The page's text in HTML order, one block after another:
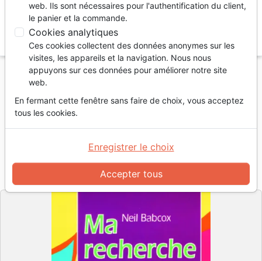
Accueil Livres
Apologétique
Ma Recherche charismatique
Ma Recherche charismatique
Neil Babcox
RéférenceMB3253 EAN9782826032533
Editeur
La Maison de la Bible
web. Ils sont nécessaires pour l'authentification du client,
le panier et la commande.
Cookies analytiques
Ces cookies collectent des données anonymes sur les
visites, les appareils et la navigation. Nous nous
appuyons sur ces données pour améliorer notre site
web.
En fermant cette fenêtre sans faire de choix, vous acceptez
tous les cookies.
Accepter tous
Enregistrer le choix